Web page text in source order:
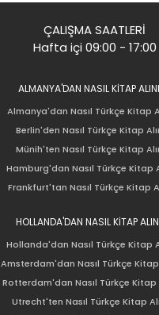
ÇALIŞMA SAATLERİ
Hafta içi 09:00 - 17:00
ALMANYA'DAN NASIL KİTAP
Almanya'dan Nasıl Türkçe Kitap
Berlin'den Nasıl Türkçe Kitap
Münih'ten Nasıl Türkçe Kitap
Hamburg'dan Nasıl Türkçe Kitap
Frankfurt'tan Nasıl Türkçe Kitap
HOLLANDA'DAN NASIL KİTAP
Hollanda'dan Nasıl Türkçe Kitap
Amsterdam'dan Nasıl Türkçe Kitap
Rotterdam'dan Nasıl Türkçe Kitap
Utrecht'ten Nasıl Türkçe Kitap